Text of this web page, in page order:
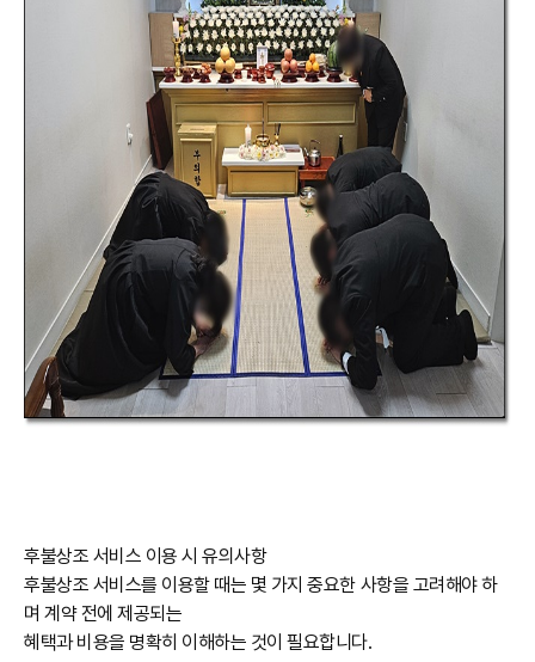
후불상조 서비스 이용 시 유의사항
후불상조 서비스를 이용할 때는 몇 가지 중요한 사항을 고려해야 하
며 계약 전에 제공되는
혜택과 비용을 명확히 이해하는 것이 필요합니다.